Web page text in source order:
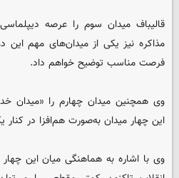
قالیباف میدان سوم را عرصه
مذاکره نیز یکی از میدان‌های مهم این
فرصت مناسب توضیح خواهم داد.
وی همچنین میدان چهارم را «میدان
این چهار میدان به‌صورت هم‌افزا در کنار
وی با اشاره به هماهنگی میان این